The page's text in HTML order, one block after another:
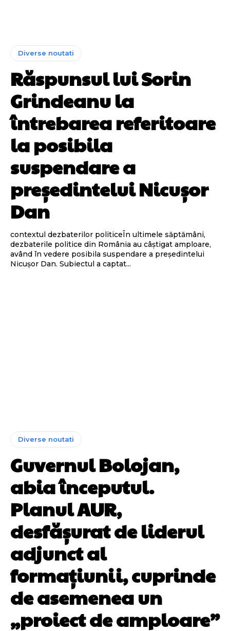
Diverse noutati
Răspunsul lui Sorin
Grindeanu la
întrebarea referitoare
la posibila
suspendare a
președintelui Nicușor
Dan
contextul dezbaterilor politiceÎn ultimele săptămâni,
dezbaterile politice din România au câștigat amploare,
având în vedere posibila suspendare a președintelui
Nicușor Dan. Subiectul a captat...
Diverse noutati
Guvernul Bolojan,
abia începutul.
Planul AUR,
desfășurat de liderul
adjunct al
formațiunii, cuprinde
de asemenea un
„proiect de amploare”